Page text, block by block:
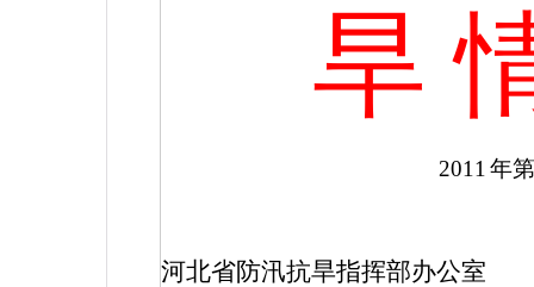
旱
2011 年
河北省防汛抗旱指挥部办公室